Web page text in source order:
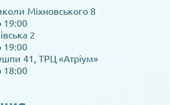
Міхновського 8
19:00
2
19:00
41, ТРЦ «Атріум»
18:00